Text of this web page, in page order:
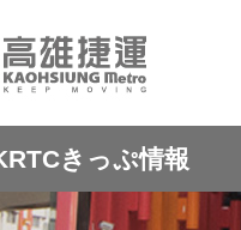
きっぷ情報